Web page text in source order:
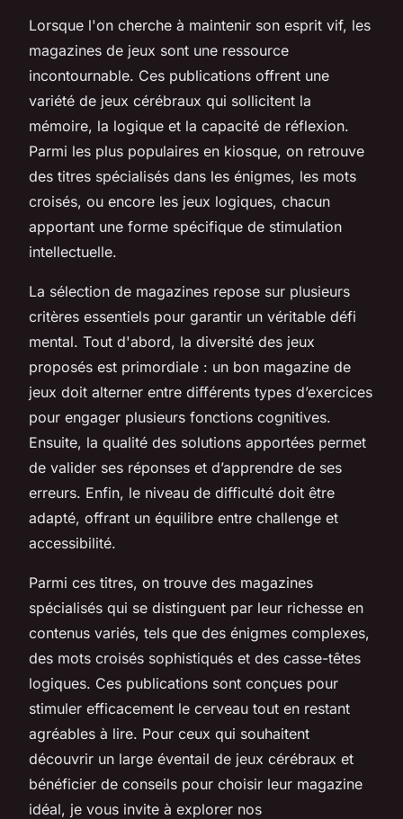
Lorsque l'on cherche à maintenir son esprit vif, les
magazines de jeux sont une ressource
incontournable. Ces publications offrent une
variété de jeux cérébraux qui sollicitent la
mémoire, la logique et la capacité de réflexion.
Parmi les plus populaires en kiosque, on retrouve
des titres spécialisés dans les énigmes, les mots
croisés, ou encore les jeux logiques, chacun
apportant une forme spécifique de stimulation
intellectuelle.
La sélection de magazines repose sur plusieurs
critères essentiels pour garantir un véritable défi
mental. Tout d'abord, la diversité des jeux
proposés est primordiale : un bon magazine de
jeux doit alterner entre différents types d’exercices
pour engager plusieurs fonctions cognitives.
Ensuite, la qualité des solutions apportées permet
de valider ses réponses et d’apprendre de ses
erreurs. Enfin, le niveau de difficulté doit être
adapté, offrant un équilibre entre challenge et
accessibilité.
Parmi ces titres, on trouve des magazines
spécialisés qui se distinguent par leur richesse en
contenus variés, tels que des énigmes complexes,
des mots croisés sophistiqués et des casse-têtes
logiques. Ces publications sont conçues pour
stimuler efficacement le cerveau tout en restant
agréables à lire. Pour ceux qui souhaitent
découvrir un large éventail de jeux cérébraux et
bénéficier de conseils pour choisir leur magazine
idéal, je vous invite à explorer nos